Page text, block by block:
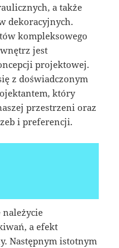
a także
dekoracyjnych.
kompleksowego
jest
projektowej.
z doświadczonym
który
przestrzeni oraz
i preferencji.
a efekt
Następnym istotnym